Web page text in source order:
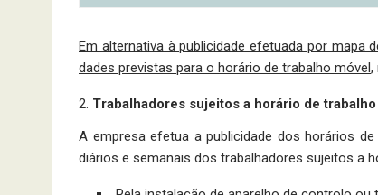
Em alternativa à publicidade efetuada por
dades previstas para o horário de trabalho móvel ,
Trabalhadores sujeitos a horário de trabalho
A empresa efetua a publicidade dos horários
diários e semanais dos trabalhadores sujeitos a